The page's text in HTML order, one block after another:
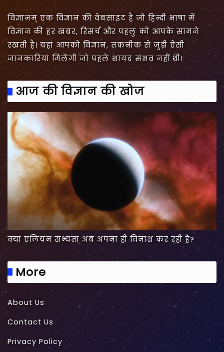
विज्ञानम् एक विज्ञान की वेबसाइट है जो हिन्दी भाषा में
विज्ञान की हर खबर, रिसर्च और पहलु को आपके सामने
रखती है। यहां आपको विज्ञान, तकनीक से जुड़ी ऐसी
जानकारियां मिलेंगी जो पहले शायद संभव नहीं थी।
आज की विज्ञान की खोज
क्या एलियन सभ्यता अब अपना ही विनाश कर रहीं हैं?
More
About Us
Contact Us
Privacy Policy